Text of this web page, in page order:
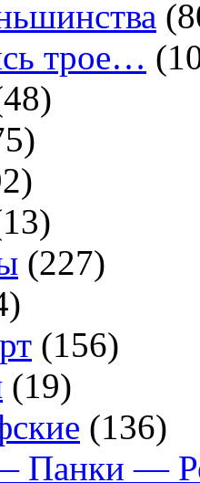
трое…
(227)
(156)
(19)
(136)
Панки —